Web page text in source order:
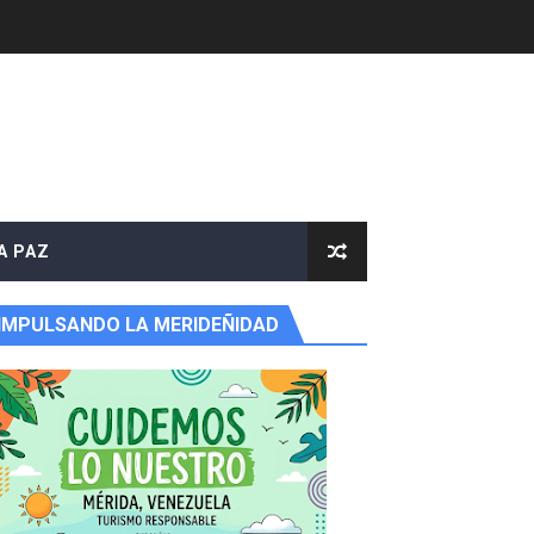
PAZ
IMPULSANDO LA MERIDEÑIDAD